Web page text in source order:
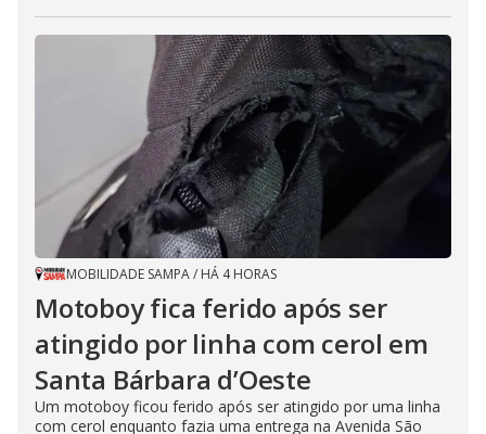
MOBILIDADE SAMPA/ HÁ 4 HORAS
Motoboy fica ferido após ser
atingido por linha com cerol em
Santa Bárbara d’Oeste
Um motoboy ficou ferido após ser atingido por uma linha
com cerol enquanto fazia uma entrega na Avenida São